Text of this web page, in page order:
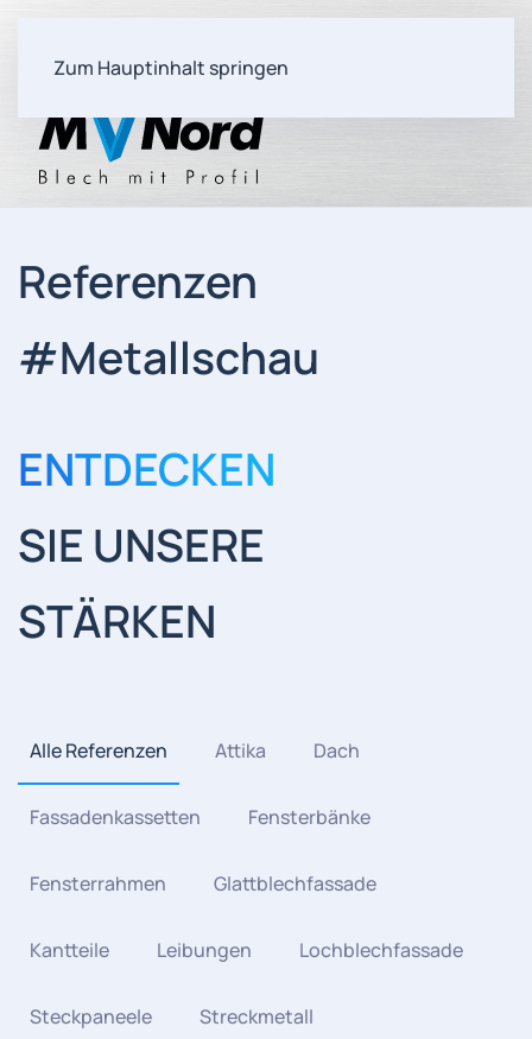
Zum Hauptinhalt springen
Referenzen
#Metallschau
ENTDECKEN
SIE UNSERE
STÄRKEN
Alle Referenzen Attika Dach
Fassadenkassetten Fensterbänke
Fensterrahmen Glattblechfassade
Kantteile Leibungen Lochblechfassade
Steckpaneele Streckmetall